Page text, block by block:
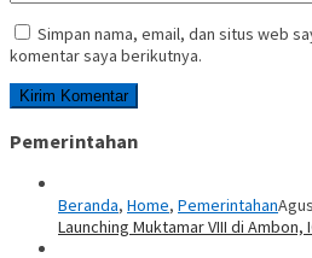
Simpan nama, email, dan situs web
komentar saya berikutnya.
Pemerintahan
Beranda, Home, Pemerintahan
Launching Muktamar VIII di Ambon,